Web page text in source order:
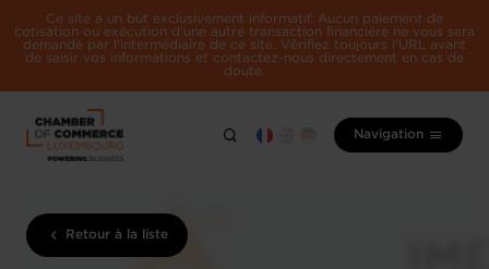
Ce site a un but exclusivement informatif. Aucun paiement de
cotisation ou exécution d'une autre transaction financière ne vous sera
demandé par l'intermédiaire de ce site. Vérifiez toujours l'URL avant
de saisir vos informations et contactez-nous directement en cas de
doute.
Navigation
Retour à la liste